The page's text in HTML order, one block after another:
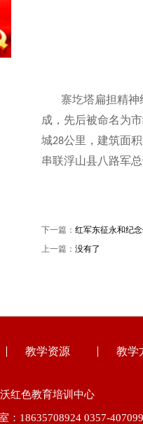
寨圪塔扁担精
成，先后被命名为
城28公里，建筑面积
串联浮山县八路军
下一篇： 红军东征永和纪
上一篇： 没有了
教学资源 教学
红色教育培训中心
：18635708924 0357-